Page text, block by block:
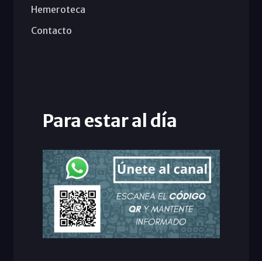
Hemeroteca
Contacto
Para estar al día